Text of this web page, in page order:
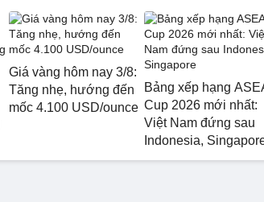
Giá vàng hôm nay 3/8:
Tăng nhẹ, hướng đến
mốc 4.100 USD/ounce
Bảng xếp hạng
Cup 2026 mới nhất:
Việt Nam đứng sau
Indonesia,